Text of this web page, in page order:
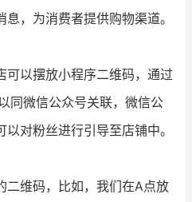
，为消费者提供购物渠道。
可以摆放小程序二维码，通过
同微信公众号关联，微信公
对粉丝进行引导至店铺中。
二维码，比如，我们在A点放